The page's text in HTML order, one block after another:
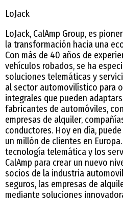
LoJack
LoJack, CalAmp Group, es
la transformación hacia una
Con más de 40 años de
vehículos robados, se ha
soluciones telemáticas y
al sector automovilístico para
integrales que pueden
fabricantes de automóviles,
empresas de alquiler,
conductores. Hoy en día,
un millón de clientes en
tecnología telemática y los
CalAmp para crear un nuevo
socios de la industria
seguros, las empresas de
mediante soluciones